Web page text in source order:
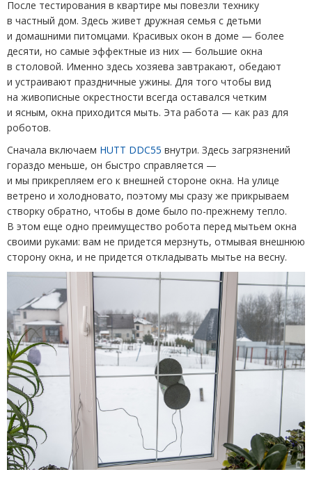
После тестирования в квартире мы повезли технику
в частный дом. Здесь живет дружная семья с детьми
и домашними питомцами. Красивых окон в доме — более
десяти, но самые эффектные из них — большие окна
в столовой. Именно здесь хозяева завтракают, обедают
и устраивают праздничные ужины. Для того чтобы вид
на живописные окрестности всегда оставался четким
и ясным, окна приходится мыть. Эта работа — как раз для
роботов.
Сначала включаем HUTT DDC55 внутри. Здесь загрязнений
гораздо меньше, он быстро справляется —
и мы прикрепляем его к внешней стороне окна. На улице
ветрено и холодновато, поэтому мы сразу же прикрываем
створку обратно, чтобы в доме было по-прежнему тепло.
В этом еще одно преимущество робота перед мытьем окна
своими руками: вам не придется мерзнуть, отмывая внешнюю
сторону окна, и не придется откладывать мытье на весну.